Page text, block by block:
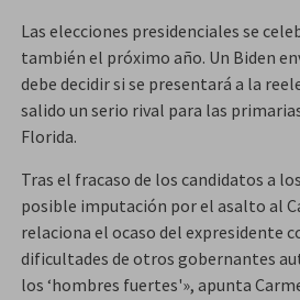
Las elecciones presidenciales se
también el próximo año. Un Biden
debe decidir si se presentará a la
salido un serio rival para las
Florida.
Tras el fracaso de los candidatos a
posible imputación por el asalto al
relaciona el ocaso del expresidente
dificultades de otros gobernantes
los ‘hombres fuertes'», apunta